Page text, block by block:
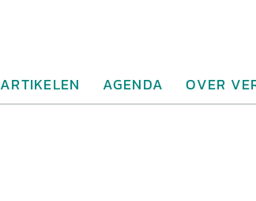
ARTIKELEN AGENDA OVER